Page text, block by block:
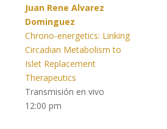
Juan Rene Alvarez
Dominguez
Chrono-energetics: Linking
Circadian Metabolism to
Islet Replacement
Therapeutics
Transmisión en vivo
12:00 pm